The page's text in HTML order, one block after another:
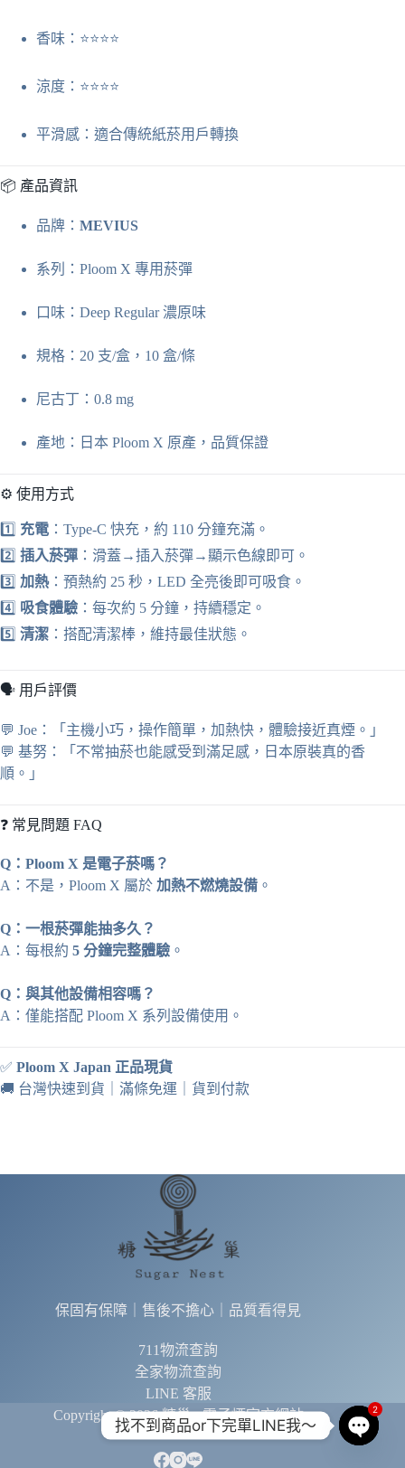
香味：⭐⭐⭐⭐
涼度：⭐⭐⭐⭐
平滑感：適合傳統紙菸用戶轉換
📦 產品資訊
品牌： MEVIUS
系列：Ploom X 專用菸彈
口味：Deep Regular 濃原味
規格：20 支/盒，10 盒/條
尼古丁：0.8 mg
產地：日本 Ploom X 原產，品質保證
⚙️ 使用方式
1️⃣ 充電 ：Type-C 快充，約 110 分鐘充滿。
2️⃣ 插入菸彈 ：滑蓋→插入菸彈→顯示色線即可。
3️⃣ 加熱：預熱約 25 秒，LED 全亮後即可吸食。
4️⃣ 吸食體驗 ：每次約 5 分鐘，持續穩定。
5️⃣ 清潔 ：搭配清潔棒，維持最佳狀態。
🗣️ 用戶評價
💬 Joe：「主機小巧，操作簡單，加熱快，體驗接近真煙。」
💬 基努：「不常抽菸也能感受到滿足感，日本原裝真的香
順。」
❓ 常見問題 FAQ
Q：Ploom X 是電子菸嗎？
A：不是，Ploom X 屬於 加熱不燃燒設備 。
Q：一根菸彈能抽多久？
A：每根約 5 分鐘完整體驗 。
Q：與其他設備相容嗎？
A：僅能搭配 Ploom X 系列設備使用。
✅ Ploom X Japan 正品現貨
🚚 台灣快速到貨｜滿條免運｜貨到付款
保固有保障｜售後不擔心｜品質看得見
711物流查詢
全家物流查詢
LINE 客服
Copyright © 2026 糖巢 - 電子煙官方網站
找不到商品or下完單LINE我～
2